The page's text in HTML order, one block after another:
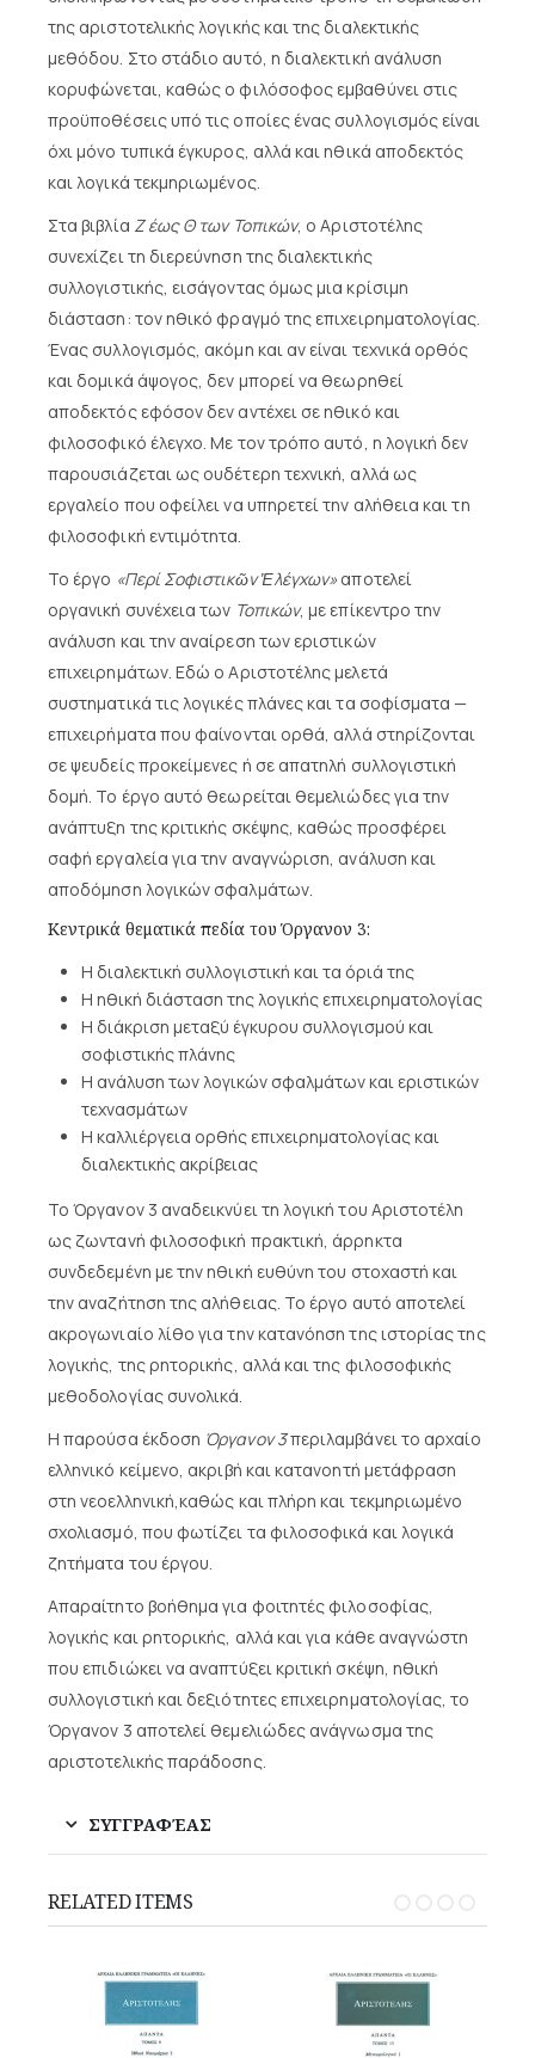
της αριστοτελικής λογικής και της διαλεκτικής
μεθόδου. Στο στάδιο αυτό, η διαλεκτική ανάλυση
κορυφώνεται, καθώς ο φιλόσοφος εμβαθύνει στις
προϋποθέσεις υπό τις οποίες ένας συλλογισμός είναι
όχι μόνο τυπικά έγκυρος, αλλά και ηθικά αποδεκτός
και λογικά τεκμηριωμένος.
Στα βιβλία Ζ έως Θ των Τοπικών, ο Αριστοτέλης
συνεχίζει τη διερεύνηση της διαλεκτικής
συλλογιστικής, εισάγοντας όμως μια κρίσιμη
διάσταση: τον ηθικό φραγμό της επιχειρηματολογίας.
Ένας συλλογισμός, ακόμη και αν είναι τεχνικά ορθός
και δομικά άψογος, δεν μπορεί να θεωρηθεί
αποδεκτός εφόσον δεν αντέχει σε ηθικό και
φιλοσοφικό έλεγχο. Με τον τρόπο αυτό, η λογική δεν
παρουσιάζεται ως ουδέτερη τεχνική, αλλά ως
εργαλείο που οφείλει να υπηρετεί την αλήθεια και τη
φιλοσοφική εντιμότητα.
Το έργο «Περί Σοφιστικῶν Ἐλέγχων» αποτελεί
οργανική συνέχεια των Τοπικών, με επίκεντρο την
ανάλυση και την αναίρεση των εριστικών
επιχειρημάτων. Εδώ ο Αριστοτέλης μελετά
συστηματικά τις λογικές πλάνες και τα σοφίσματα —
επιχειρήματα που φαίνονται ορθά, αλλά στηρίζονται
σε ψευδείς προκείμενες ή σε απατηλή συλλογιστική
δομή. Το έργο αυτό θεωρείται θεμελιώδες για την
ανάπτυξη της κριτικής σκέψης, καθώς προσφέρει
σαφή εργαλεία για την αναγνώριση, ανάλυση και
αποδόμηση λογικών σφαλμάτων.
Κεντρικά θεματικά πεδία του Όργανον 3:
Η διαλεκτική συλλογιστική και τα όριά της
Η ηθική διάσταση της λογικής επιχειρηματολογίας
Η διάκριση μεταξύ έγκυρου συλλογισμού και
σοφιστικής πλάνης
Η ανάλυση των λογικών σφαλμάτων και εριστικών
τεχνασμάτων
Η καλλιέργεια ορθής επιχειρηματολογίας και
διαλεκτικής ακρίβειας
Το Όργανον 3 αναδεικνύει τη λογική του Αριστοτέλη
ως ζωντανή φιλοσοφική πρακτική, άρρηκτα
συνδεδεμένη με την ηθική ευθύνη του στοχαστή και
την αναζήτηση της αλήθειας. Το έργο αυτό αποτελεί
ακρογωνιαίο λίθο για την κατανόηση της ιστορίας της
λογικής, της ρητορικής, αλλά και της φιλοσοφικής
μεθοδολογίας συνολικά.
Η παρούσα έκδοση Όργανον 3περιλαμβάνει το αρχαίο
ελληνικό κείμενο, ακριβή και κατανοητή μετάφραση
στη νεοελληνική,καθώς και πλήρη και τεκμηριωμένο
σχολιασμό, που φωτίζει τα φιλοσοφικά και λογικά
ζητήματα του έργου.
Απαραίτητο βοήθημα για φοιτητές φιλοσοφίας,
λογικής και ρητορικής, αλλά και για κάθε αναγνώστη
που επιδιώκει να αναπτύξει κριτική σκέψη, ηθική
συλλογιστική και δεξιότητες επιχειρηματολογίας, το
Όργανον 3 αποτελεί θεμελιώδες ανάγνωσμα της
αριστοτελικής παράδοσης.
ΣΥΓΓΡΑΦΈΑΣ
RELATED ITEMS